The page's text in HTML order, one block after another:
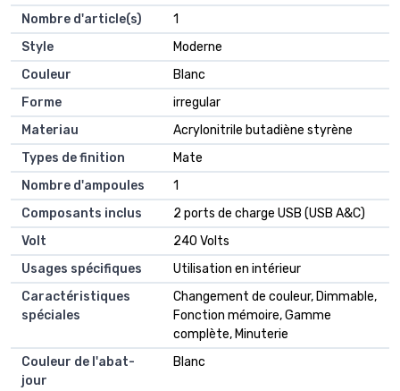
Nombre d'article(s)
‎1
Style
‎Moderne
Couleur
‎Blanc
Forme
‎irregular
Materiau
‎Acrylonitrile butadiène styrène
Types de finition
‎Mate
Nombre d'ampoules
‎1
Composants inclus
‎2 ports de charge USB (USB A&C)
Volt
‎240 Volts
Usages spécifiques
‎Utilisation en intérieur
Caractéristiques
spéciales
‎Changement de couleur, Dimmable,
Fonction mémoire, Gamme
complète, Minuterie
Couleur de l'abat-
jour
‎Blanc